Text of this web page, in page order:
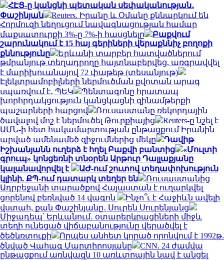
ՀԷՑ-ը կանցնի պետական սեփականության․
Փաշինյան
Reuters. Իրանը և Օմանը քննարկում են
Հորմուզի նեղուցում նավագնացության համար
մաքսատուրքի 3%-ը 7%-ի հասցնելը
Բաքվում
շարունակում է 15 հայ գերիների վերաքննիչ բողոքի
քննությունը
Երևանի տարբեր հատվածներում
թմրանյութ տեղադրողը հայտնաբերվեց. առգրավվել
է մարիխուանայով 72 փաթեթ (տեսանյութ)
Էլեկտրամոբիլների ներմուծման քվոտան արագ
սպառվում է․ ՊԵԿ
Պենտագոնը հրատապ
խորհրդակցություն կանցկացնի զինամթերքի
պաշարների հարցով
Ռուսաստանը ռեկորդային
ծավալով մոշ է ներմուծել Թուրքիայից
Reuters-ը նշել է
ԱՄՆ-ի հետ հակամարտության ընթացքում Իրանին
արված ամենամեծ զիջումներից մեկը
Դավիթ
Իշխանյանն ուղերձ է հղել Բաքվի բանտից
«Մուլտի
գրուպ» կոնցեռնի տնօրեն Արթուր Դալլաքյանը
կալանավորվել է
ԱԺ-ում շուտով տեղափոխություն
կլինի. ՔՊ-ում դատարկ տեղեր են
Ռուսաստանից
Ադրբեջանի տարածքով Հայաստան է ուղարկվել
ցորենով բեռնված 14 վագոն
Ինչո՞ւ է Հաջիևն ավելի
վստահ, քան Փաշինյանը․ Սուրեն Սուրենյանց
Միջադեպ՝ Երևանում․ օտարերկրացիների միջև
տեղի ունեցած վիճաբանությունը վերածվել է
ծեծկռտուքի
Որպես անհետ կորած որոնվում է 1992թ.
ծնված Վահագ Մարտիրոսյանը
CNN. 24 ժամվա
ընթացքում առնվազն 10 առևտրային նավ է անցել